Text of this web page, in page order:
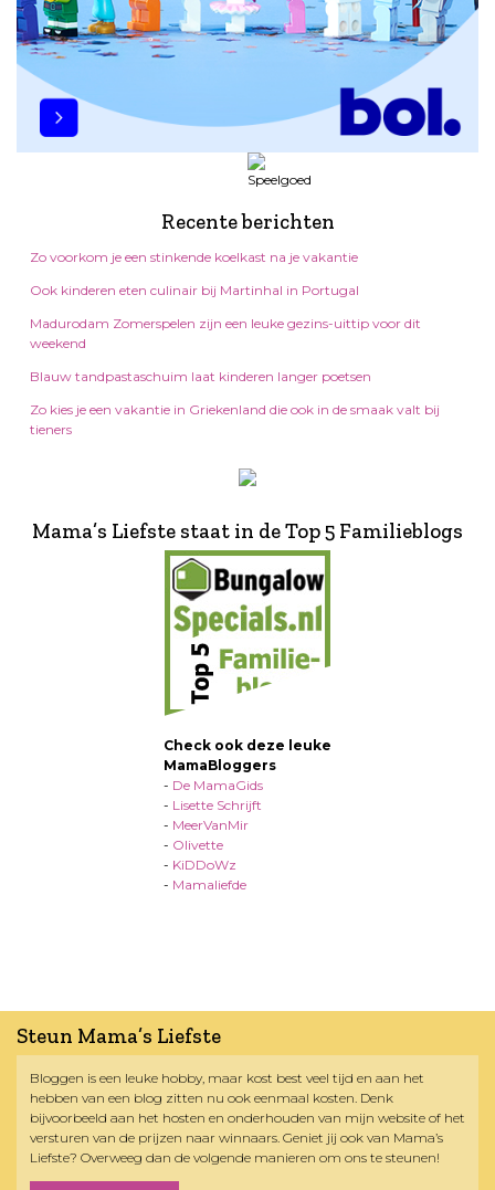
Recente berichten
Zo voorkom je een stinkende koelkast na je vakantie
Ook kinderen eten culinair bij Martinhal in Portugal
Madurodam Zomerspelen zijn een leuke gezins-uittip voor dit
weekend
Blauw tandpastaschuim laat kinderen langer poetsen
Zo kies je een vakantie in Griekenland die ook in de smaak valt bij
tieners
Mama’s Liefste staat in de Top 5 Familieblogs
Check ook deze leuke
MamaBloggers
- De MamaGids
- Lisette Schrijft
- MeerVanMir
- Olivette
- KiDDoWz
- Mamaliefde
Steun Mama’s Liefste
Bloggen is een leuke hobby, maar kost best veel tijd en aan het
hebben van een blog zitten nu ook eenmaal kosten. Denk
bijvoorbeeld aan het hosten en onderhouden van mijn website of het
versturen van de prijzen naar winnaars. Geniet jij ook van Mama’s
Liefste? Overweeg dan de volgende manieren om ons te steunen!